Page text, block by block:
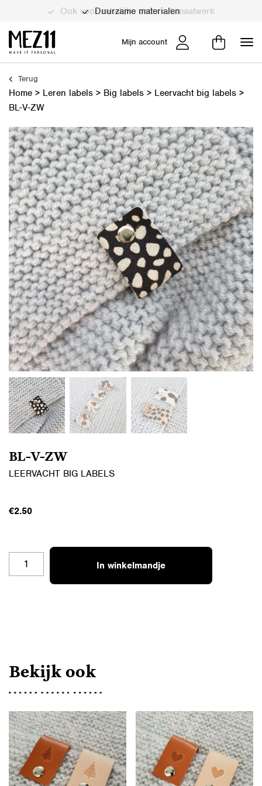
Duurzame materialen
Mijn account
Terug
Home > Leren labels > Big labels > Leervacht big labels >
BL-V-ZW
BL-V-ZW
LEERVACHT BIG LABELS
€2.50
In winkelmandje
Bekijk ook